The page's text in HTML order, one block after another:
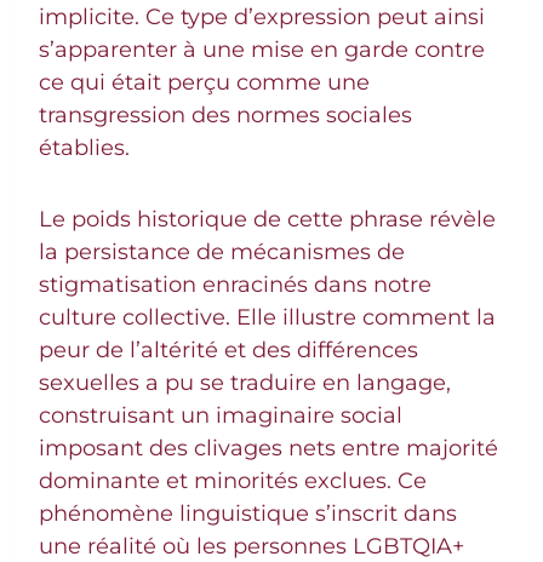
implicite. Ce type d’expression peut ainsi
s’apparenter à une mise en garde contre
ce qui était perçu comme une
transgression des normes sociales
établies.
Le poids historique de cette phrase révèle
la persistance de mécanismes de
stigmatisation enracinés dans notre
culture collective. Elle illustre comment la
peur de l’altérité et des différences
sexuelles a pu se traduire en langage,
construisant un imaginaire social
imposant des clivages nets entre majorité
dominante et minorités exclues. Ce
phénomène linguistique s’inscrit dans
une réalité où les personnes LGBTQIA+